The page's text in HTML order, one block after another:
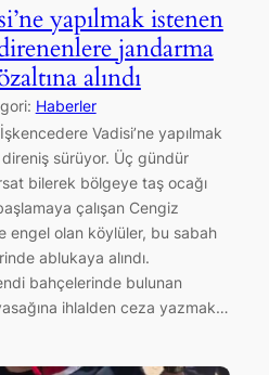
yapılmak istenen
jandarma
alındı
Haberler
Vadisi’ne yapılmak
direniş sürüyor. Üç gündür
bilerek bölgeye taş ocağı
çalışan Cengiz
engel olan köylüler, bu sabah
ablukaya alındı.
bahçelerinde bulunan
ihlalden ceza yazmak…